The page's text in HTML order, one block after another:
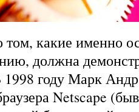
том, какие именно
должна
году Марк
Netscape